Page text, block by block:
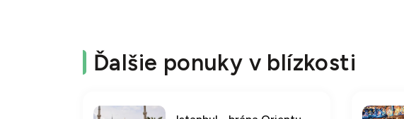
Ďalšie ponuky v blízkosti